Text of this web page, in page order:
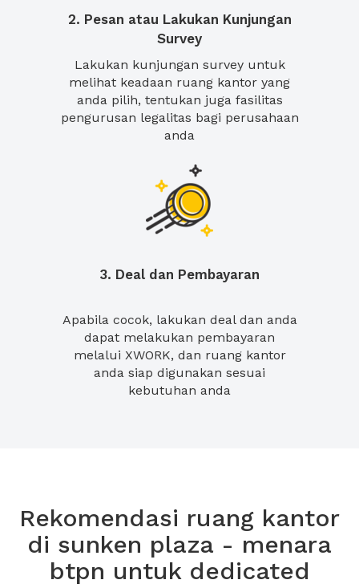
2. Pesan atau Lakukan Kunjungan
Survey
Lakukan kunjungan survey untuk
melihat keadaan ruang kantor yang
anda pilih, tentukan juga fasilitas
pengurusan legalitas bagi perusahaan
anda
3. Deal dan Pembayaran
Apabila cocok, lakukan deal dan anda
dapat melakukan pembayaran
melalui XWORK, dan ruang kantor
anda siap digunakan sesuai
kebutuhan anda
Rekomendasi ruang kantor
di sunken plaza - menara
btpn untuk dedicated